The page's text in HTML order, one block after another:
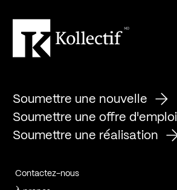
Soumettre une nouvelle
Soumettre une offre d'emploi
Soumettre une réalisation
Contactez-nous